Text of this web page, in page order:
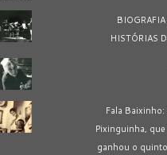
BIOGRAFIA
HISTÓRIAS
Fala
Pixinguinha,
ganhou o